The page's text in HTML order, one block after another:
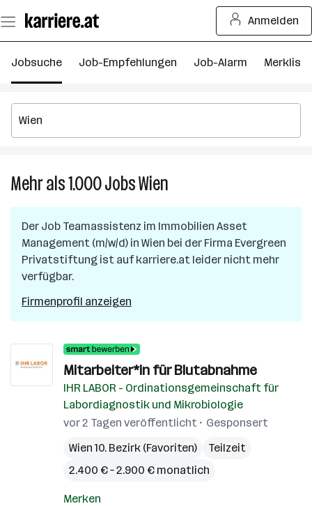
Seiteninhalt
springen
Anmelden
Jobsuche Job-Empfehlungen Job-Alarm Merkliste
Mehr als 1.000JobsWien
Jobs
in
Wien
Der Job Teamassistenz im Immobilien Asset
Management (m/w/d) in Wien bei der Firma Evergreen
Privatstiftung ist auf karriere.at leider nicht mehr
verfügbar.
Firmenprofil anzeigen
Mitarbeiter*in für Blutabnahme
IHR LABOR - Ordinationsgemeinschaft für
Labordiagnostik und Mikrobiologie
vor 2 Tagen veröffentlicht
Gesponsert
Wien 10. Bezirk (Favoriten)
Teilzeit
2.400 € – 2.900 € monatlich
Merken